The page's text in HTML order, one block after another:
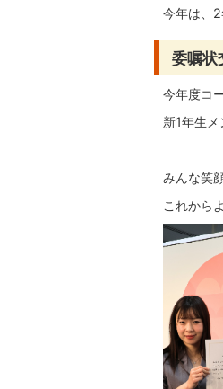
今年は、
委嘱状
今年度コ
新1年生
みんな笑
これから